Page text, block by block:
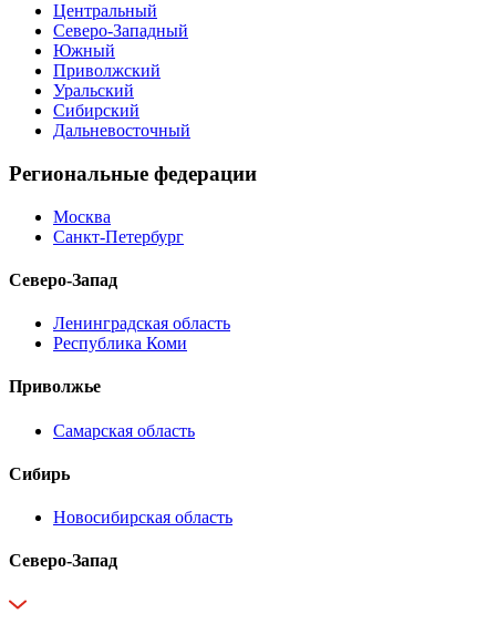
Центральный
Северо-Западный
Южный
Приволжский
Уральский
Сибирский
Дальневосточный
Региональные федерации
Москва
Санкт-Петербург
Северо-Запад
Ленинградская область
Республика Коми
Приволжье
Самарская область
Сибирь
Новосибирская область
Северо-Запад